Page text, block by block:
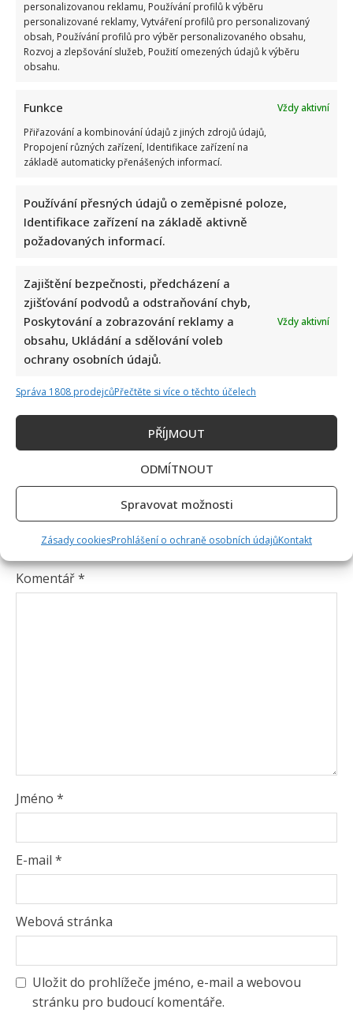
personalizovanou reklamu, Používání profilů k výběru
personalizované reklamy, Vytváření profilů pro personalizovaný
obsah, Používání profilů pro výběr personalizovaného obsahu,
Rozvoj a zlepšování služeb, Použití omezených údajů k výběru
obsahu.
Funkce
Vždy aktivní
Přiřazování a kombinování údajů z jiných zdrojů údajů,
Propojení různých zařízení, Identifikace zařízení na
základě automaticky přenášených informací.
Používání přesných údajů o zeměpisné poloze,
Identifikace zařízení na základě aktivně
požadovaných informací.
Zajištění bezpečnosti, předcházení a
zjišťování podvodů a odstraňování chyb,
Poskytování a zobrazování reklamy a
obsahu, Ukládání a sdělování voleb
ochrany osobních údajů.
Vždy aktivní
Správa 1808 prodejcůPřečtěte si více o těchto účelech
PŘÍJMOUT
ODMÍTNOUT
Spravovat možnosti
Zásady cookiesProhlášení o ochraně osobních údajůKontakt
Napsat komentář
Vyžadované informace jsou označeny*
Komentář*
Jméno *
E-mail *
Webová stránka
Uložit do prohlížeče jméno, e-mail a webovou
stránku pro budoucí komentáře.